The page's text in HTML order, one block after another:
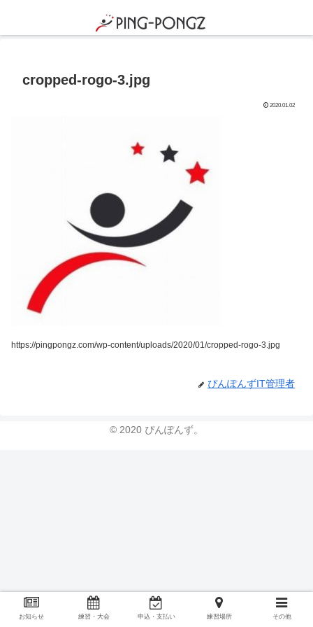
cropped-rogo-3.jpg
2020.01.02
https://pingpongz.com/wp-content/uploads/2020/01/cropped-rogo-3.jpg
ぴんぽんずIT管理者
© 2020 ぴんぽんず。
お知らせ 練習・大会 申込・支払い 練習場所 その他